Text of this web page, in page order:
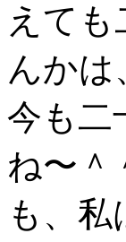
えて
んか
今も二
ね〜＾
も、